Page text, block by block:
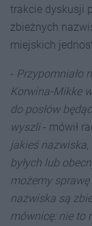
trakcie dyskusji
zbieżnych
miejskich
- Przypomniało
Korwina-Mikke
do posłów
wyszli- mówił
jakieś
byłych lub
możemy
nazwiska są
mównicę: nie to